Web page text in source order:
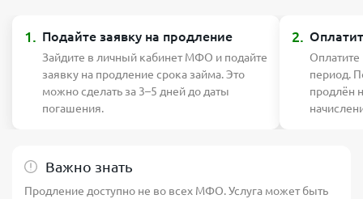
1. Подайте заявку на продление
Зайдите в личный кабинет МФО и подайте
заявку на продление срока займа. Это
можно сделать за 3–5 дней до даты
погашения.
2.
период.
продлён
Важно знать
Продление доступно не во всех МФО. Услуга может быть